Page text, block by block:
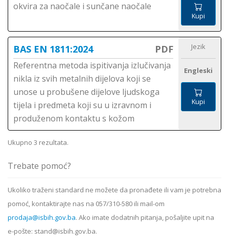
okvira za naočale i sunčane naočale
Kupi
BAS EN 1811:2024 PDF
Referentna metoda ispitivanja izlučivanja
nikla iz svih metalnih dijelova koji se
unose u probušene dijelove ljudskoga
tijela i predmeta koji su u izravnom i
produženom kontaktu s kožom
Jezik
Engleski
Kupi
Ukupno 3 rezultata.
Trebate pomoć?
Ukoliko traženi standard ne možete da pronađete ili vam je potrebna
pomoć, kontaktirajte nas na 057/310-580 ili mail-om
prodaja@isbih.gov.ba. Ako imate dodatnih pitanja, pošaljite upit na
e-pošte: stand@isbih.gov.ba.